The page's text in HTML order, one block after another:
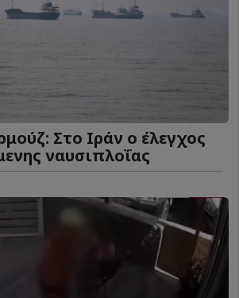
Στο Ιράν ο έλεγχος
ναυσιπλοΐας